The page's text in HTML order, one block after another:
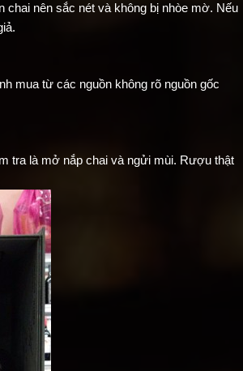
nên sắc nét và không bị nhòe mờ. Nếu
mua từ các nguồn không rõ nguồn gốc
tra là mở nắp chai và ngửi mùi. Rượu thật